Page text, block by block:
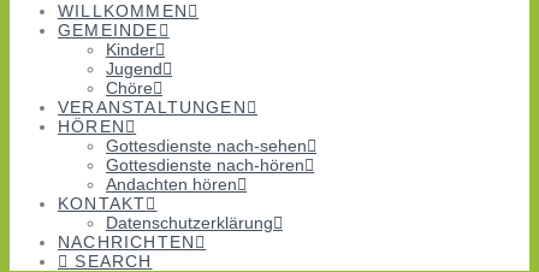
WILLKOMMEN
GEMEINDE
Kinder
Jugend
Chöre
VERANSTALTUNGEN
HÖREN
Gottesdienste nach-sehen
Gottesdienste nach-hören
Andachten hören
KONTAKT
Datenschutzerklärung
NACHRICHTEN
SEARCH